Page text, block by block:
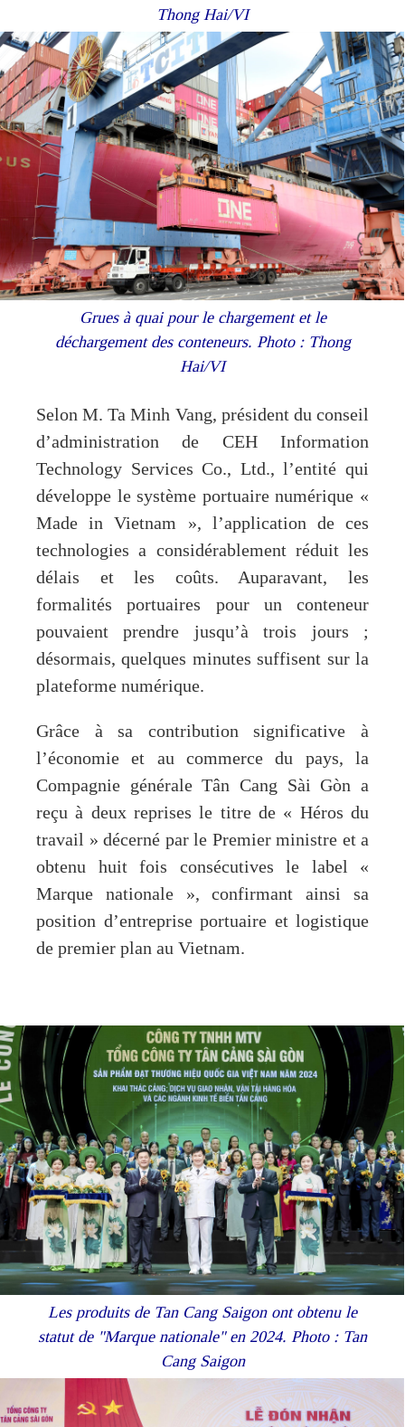
Thong Hai/VI
Grues à quai pour le chargement et le
déchargement des conteneurs. Photo : Thong
Hai/VI
Selon M. Ta Minh Vang, président du conseil
d’administration de CEH Information
Technology Services Co., Ltd., l’entité qui
développe le système portuaire numérique «
Made in Vietnam », l’application de ces
technologies a considérablement réduit les
délais et les coûts. Auparavant, les
formalités portuaires pour un conteneur
pouvaient prendre jusqu’à trois jours ;
désormais, quelques minutes suffisent sur la
plateforme numérique.
Grâce à sa contribution significative à
l’économie et au commerce du pays, la
Compagnie générale Tân Cang Sài Gòn a
reçu à deux reprises le titre de « Héros du
travail » décerné par le Premier ministre et a
obtenu huit fois consécutives le label «
Marque nationale », confirmant ainsi sa
position d’entreprise portuaire et logistique
de premier plan au Vietnam.
Les produits de Tan Cang Saigon ont obtenu le
statut de "Marque nationale" en 2024. Photo : Tan
Cang Saigon